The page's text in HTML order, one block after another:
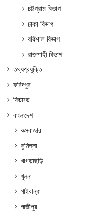
চট্টগ্রাম বিভাগ
ঢাকা বিভাগ
বরিশাল বিভাগ
রাজশাহী বিভাগ
তথ্যপ্রযুক্তি
ফরিদপুর
ফিচারড
বাংলাদেশ
কক্সবাজার
কুমিল্লা
খাগড়াছড়ি
খুলনা
গাইবান্ধা
গাজীপুর